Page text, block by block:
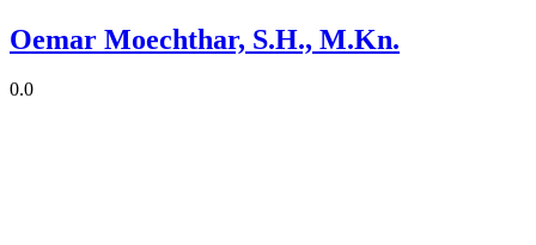
Oemar Moechthar, S.H., M.Kn.
0.0